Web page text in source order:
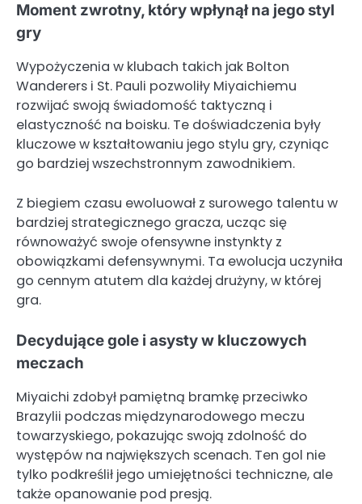
Moment zwrotny, który wpłynął na jego styl
gry
Wypożyczenia w klubach takich jak Bolton
Wanderers i St. Pauli pozwoliły Miyaichiemu
rozwijać swoją świadomość taktyczną i
elastyczność na boisku. Te doświadczenia były
kluczowe w kształtowaniu jego stylu gry, czyniąc
go bardziej wszechstronnym zawodnikiem.
Z biegiem czasu ewoluował z surowego talentu w
bardziej strategicznego gracza, ucząc się
równoważyć swoje ofensywne instynkty z
obowiązkami defensywnymi. Ta ewolucja uczyniła
go cennym atutem dla każdej drużyny, w której
gra.
Decydujące gole i asysty w kluczowych
meczach
Miyaichi zdobył pamiętną bramkę przeciwko
Brazylii podczas międzynarodowego meczu
towarzyskiego, pokazując swoją zdolność do
występów na największych scenach. Ten gol nie
tylko podkreślił jego umiejętności techniczne, ale
także opanowanie pod presją.